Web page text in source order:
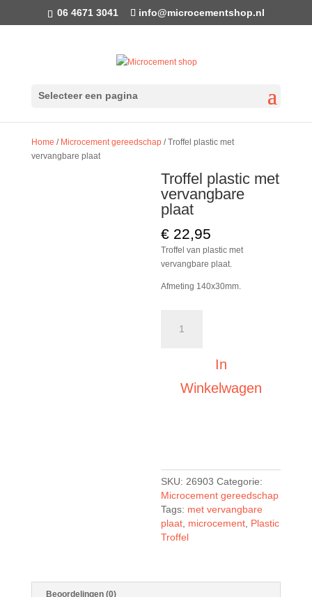
06 4671 3041 info@microcementshop.nl
Selecteer een pagina
Home / Microcement gereedschap/ Troffel plastic met
vervangbare plaat
Troffel plastic met
vervangbare
plaat
€ 22,95
Troffel van plastic met
vervangbare plaat.
Afmeting 140x30mm.
plastic
aantal
In
Winkelwagen
SKU: 26903 Categorie:
Microcement gereedschap
Tags: met vervangbare
plaat microcement Plastic
Troffel
Beoordelingen (0)